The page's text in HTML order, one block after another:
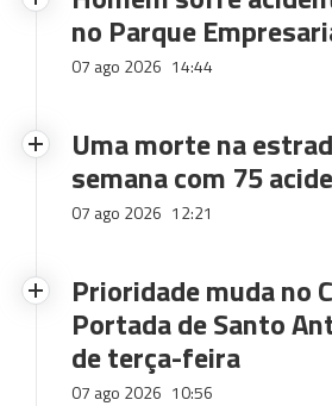
no Parque
07 ago 2026 14:44
Uma morte na
semana com 75
07 ago 2026 12:21
Prioridade muda no
Portada de Santo
de terça-feira
07 ago 2026 10:56